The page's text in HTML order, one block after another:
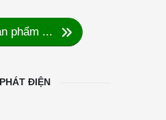
phẩm ...
ĐIỆN